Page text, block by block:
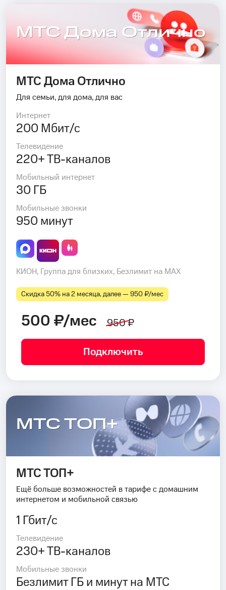
МТС Дома Отлично
МТС Дома Отлично
Для семьи, для дома, для вас
Интернет
200 Мбит/с
Телевидение
220+ ТВ-каналов
Мобильный интернет
30 ГБ
Мобильные звонки
950 минут
КИОН, Группа для близких, Безлимит на MAX
Скидка 50% на 2 месяца, далее — 950 ₽⁠/⁠мес
500 ₽/мес 950 ₽
Подключить
МТС ТОП+
МТС ТОП+
Ещё больше возможностей в тарифе с домашним
интернетом и мобильной связью
1 Гбит/с
Телевидение
230+ ТВ-каналов
Мобильные звонки
Безлимит ГБ и минут на МТС